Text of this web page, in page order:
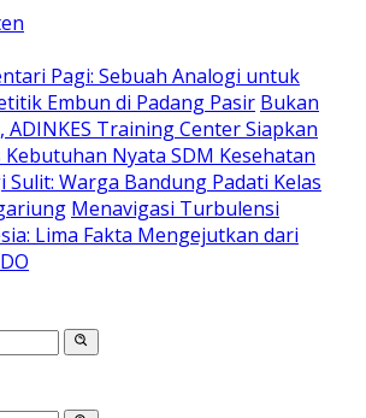
Pagi: Sebuah Analogi untuk
Embun di Padang Pasir Bukan
ADINKES Training Center Siapkan
Nyata SDM Kesehatan
Sulit: Warga Bandung Padati Kelas
Menavigasi Turbulensi
Lima Fakta Mengejutkan dari